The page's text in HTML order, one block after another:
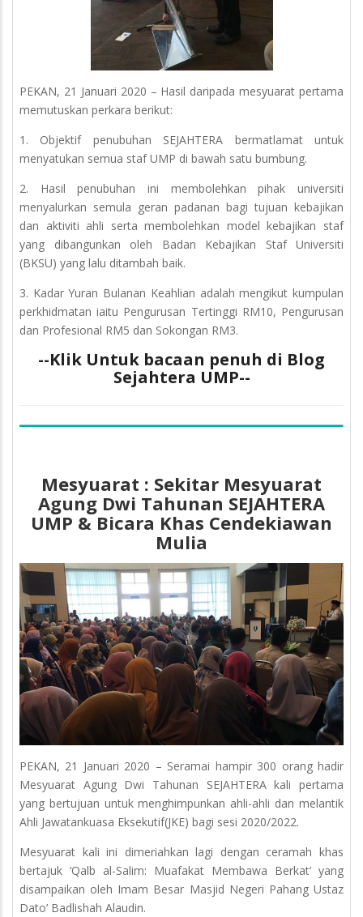
PEKAN, 21 Januari 2020 – Hasil daripada mesyuarat pertama
memutuskan perkara berikut:
1. Objektif penubuhan SEJAHTERA bermatlamat untuk
menyatukan semua staf UMP di bawah satu bumbung.
2. Hasil penubuhan ini membolehkan pihak universiti
menyalurkan semula geran padanan bagi tujuan kebajikan
dan aktiviti ahli serta membolehkan model kebajikan staf
yang dibangunkan oleh Badan Kebajikan Staf Universiti
(BKSU) yang lalu ditambah baik.
3. Kadar Yuran Bulanan Keahlian adalah mengikut kumpulan
perkhidmatan iaitu Pengurusan Tertinggi RM10, Pengurusan
dan Profesional RM5 dan Sokongan RM3.
--Klik Untuk bacaan penuh di Blog
Sejahtera UMP--
Mesyuarat : Sekitar Mesyuarat
Agung Dwi Tahunan SEJAHTERA
UMP & Bicara Khas Cendekiawan
Mulia
PEKAN, 21 Januari 2020 – Seramai hampir 300 orang hadir
Mesyuarat Agung Dwi Tahunan SEJAHTERA kali pertama
yang bertujuan untuk menghimpunkan ahli-ahli dan melantik
Ahli Jawatankuasa Eksekutif(JKE) bagi sesi 2020/2022.
Mesyuarat kali ini dimeriahkan lagi dengan ceramah khas
bertajuk ‘Qalb al-Salim: Muafakat Membawa Berkat’ yang
disampaikan oleh Imam Besar Masjid Negeri Pahang Ustaz
Dato’ Badlishah Alaudin.